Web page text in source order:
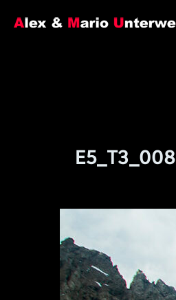
E5_T3_008